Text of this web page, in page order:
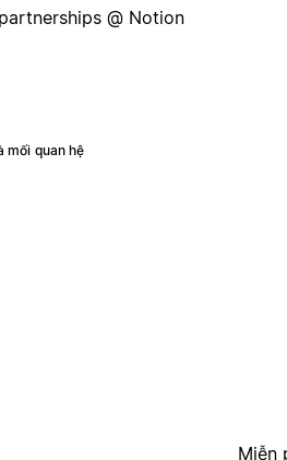
@ Notion
mối quan hệ
Miễn